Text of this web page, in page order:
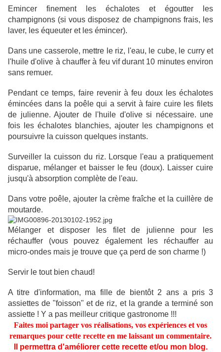
Emincer finement les échalotes et égoutter les
champignons (si vous disposez de champignons frais, les
laver, les équeuter et les émincer).
Dans une casserole, mettre le riz, l'eau, le cube, le curry et
l'huile d'olive à chauffer à feu vif durant 10 minutes environ
sans remuer.
Pendant ce temps, faire revenir à feu doux les échalotes
émincées dans la poêle qui a servit à faire cuire les filets
de julienne. Ajouter de l'huile d'olive si nécessaire. une
fois les échalotes blanchies, ajouter les champignons et
poursuivre la cuisson quelques instants.
Surveiller la cuisson du riz. Lorsque l'eau a pratiquement
disparue, mélanger et baisser le feu (doux). Laisser cuire
jusqu'à absorption complète de l'eau.
Dans votre poêle, ajouter la crème fraîche et la cuillère de
moutarde.
Mélanger et disposer les filet de julienne pour les
réchauffer (vous pouvez également les réchauffer au
micro-ondes mais je trouve que ça perd de son charme !)
Servir le tout bien chaud!
A titre d'information, ma fille de bientôt 2 ans a pris 3
assiettes de "foisson" et de riz, et la grande a terminé son
assiette ! Y a pas meilleur critique gastronome !!!
Faites moi partager vos réalisations, vos expériences et vos
remarques pour cette recette en me laissant un commentaire.
Il permettra d'améliorer cette recette et/ou mon blog.